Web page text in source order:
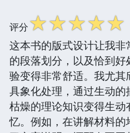
评分☆☆☆☆☆
这本书的版式设计让我
的段落划分，以及恰到
验变得非常舒适。我尤
具象化处理，通过生动
枯燥的理论知识变得生
忆。例如，在讲解材料